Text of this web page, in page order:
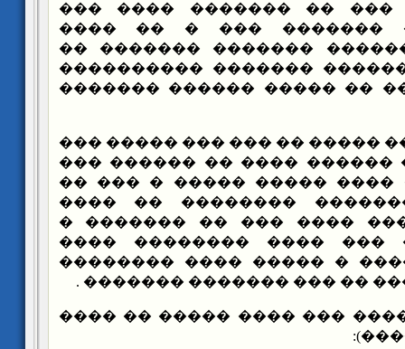
�������� ���� ��� ��
����� ������� �������
��������� �� ������
������� � ��� ������
�� ���� ����� �� �� �����
���� ��� �� �� ����� �� ���
�������� ����� ������
�� ������ ���� ����
������ ���� �������
��������� ������ ����
���� ��� ���� ��� ����
������ ���� ����� �
���� ���� ������� �� ���
��� ���� ���� ��� ����